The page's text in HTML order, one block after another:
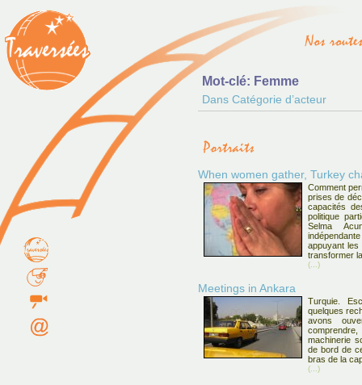
Mot-clé: Femme
Dans Catégorie d’acteur
When women gather, Turkey
Comment
prises de
capacités
politique
Selma
appuyant les
transformer
(...)
Meetings in Ankara
Turquie.
quelques
avons
machinerie
de bord de
bras de la
(...)